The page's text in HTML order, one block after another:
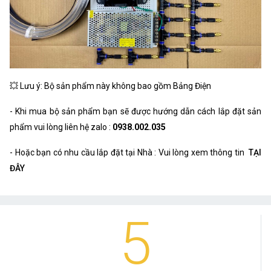
💥 Lưu ý: Bộ sản phẩm này không bao gồm Bảng Điện
- Khi mua bộ sản phẩm bạn sẽ được hướng dẫn cách lắp đặt sản
phẩm vui lòng liên hệ zalo : 0938.002.035
- Hoặc bạn có nhu cầu lắp đặt tại Nhà : Vui lòng xem thông tin TẠI
ĐÂY
5